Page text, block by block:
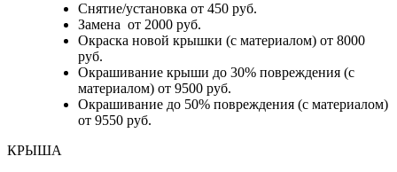
Снятие/установка от 450 руб.
Замена от 2000 руб.
Окраска новой крышки (с материалом) от 8000
руб.
Окрашивание крыши до 30% повреждения (с
материалом) от 9500 руб.
Окрашивание до 50% повреждения (с материалом)
от 9550 руб.
КРЫША